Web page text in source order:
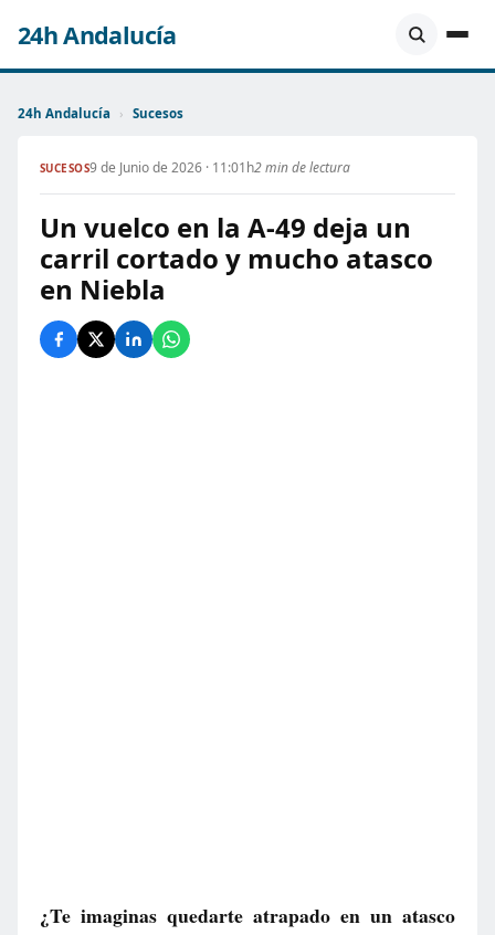
24h Andalucía
24h Andalucía › Sucesos
SUCESOS9 de Junio de 2026 · 11:01h2 min de lectura
Un vuelco en la A-49 deja un
carril cortado y mucho atasco
en Niebla
¿Te imaginas quedarte atrapado en un atasco